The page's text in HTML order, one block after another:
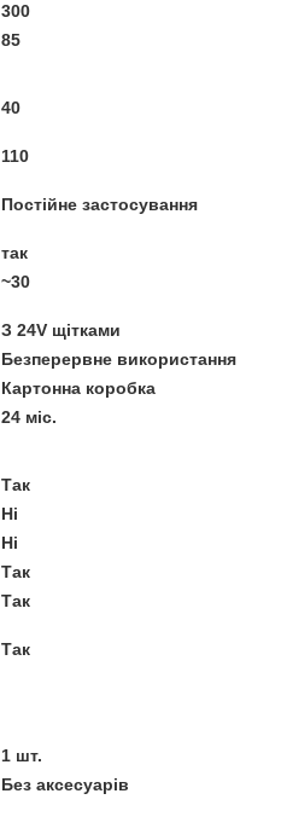
300
85
40
110
Постійне застосування
так
~30
З 24V щітками
Безперервне використання
Картонна коробка
24 міс.
Так
Ні
Ні
Так
Так
Так
1 шт.
Без аксесуарів